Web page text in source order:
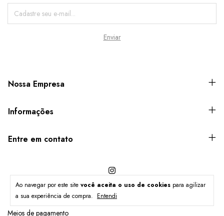
Ao navegar por este site você aceita o uso de cookies para agilizar
a sua experiência de compra. Entendi
Nossa Empresa
Informações
Entre em contato
Meios de pagamento